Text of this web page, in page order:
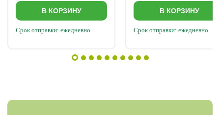
В КОРЗИНУ
Срок отправки: ежедневно
В КОРЗИНУ
Срок отправки: ежедневно